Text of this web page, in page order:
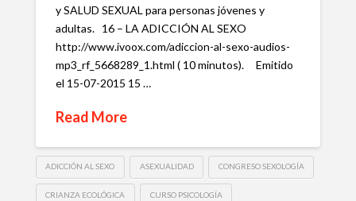
y SALUD SEXUAL para personas jóvenes y
adultas. 16 – LA ADICCIÓN AL SEXO
http://www.ivoox.com/adiccion-al-sexo-audios-
mp3_rf_5668289_1.html ( 10 minutos). Emitido
el 15-07-2015 15 …
Read More
ADICCIÓN AL SEXO ASEXUALIDAD CONGRESO SEXOLOGÍA
CRIANZA ECOLÓGICA CURSO PSICOLOGÍA